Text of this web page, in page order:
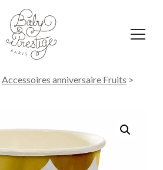
Accessoires anniversaire Fruits >